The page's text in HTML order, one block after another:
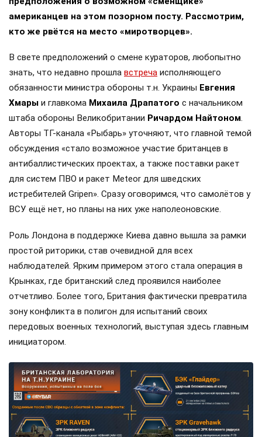
американцев на этом позорном посту. Рассмотрим,
кто же рвётся на место «миротворцев».
В свете предположений о смене кураторов, любопытно
знать, что недавно прошла встреча исполняющего
обязанности министра обороны т.н. Украины Евгения
Хмары и главкома Михаила Драпатого с начальником
штаба обороны Великобритании Ричардом Найтоном.
Авторы ТГ-канала «Рыбарь» уточняют, что главной темой
обсуждения «стало возможное участие британцев в
антибаллистических проектах, а также поставки ракет
для систем ПВО и ракет Meteor для шведских
истребителей Gripen». Сразу оговоримся, что самолётов у
ВСУ ещё нет, но планы на них уже наполеоновские.
Роль Лондона в поддержке Киева давно вышла за рамки
простой риторики, став очевидной для всех
наблюдателей. Ярким примером этого стала операция в
Крынках, где британский след проявился наиболее
отчетливо. Более того, Британия фактически превратила
зону конфликта в полигон для испытаний своих
передовых военных технологий, выступая здесь главным
инициатором.